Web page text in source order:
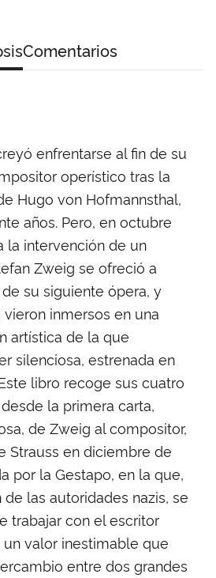
Comentarios
enfrentarse al fin de su
operístico tras la
Hugo von Hofmannsthal,
años. Pero, en octubre
la intervención de un
Zweig se ofreció a
su siguiente ópera, y
inmersos en una
artística de la que
silenciosa, estrenada en
libro recoge sus cuatro
la primera carta,
de Zweig al compositor,
Strauss en diciembre de
por la Gestapo, en la que,
las autoridades nazis, se
trabajar con el escritor
valor inestimable que
entre dos grandes